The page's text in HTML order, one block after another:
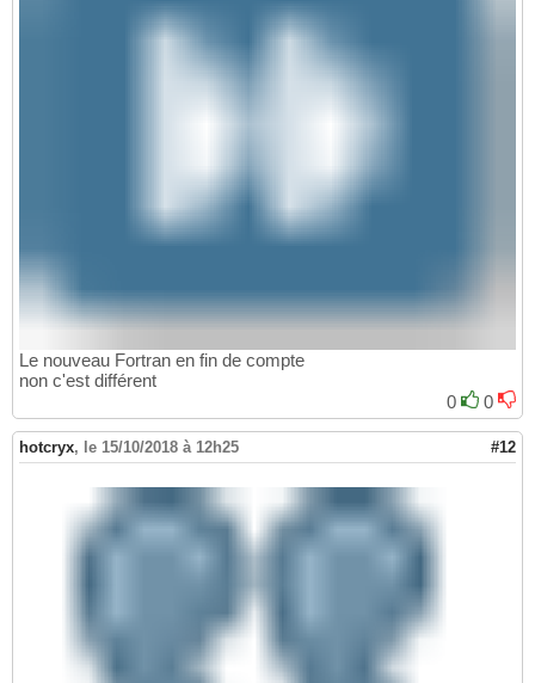
Le nouveau Fortran en fin de compte
non c'est différent
0
0
hotcryx, le 15/10/2018 à 12h25 #12